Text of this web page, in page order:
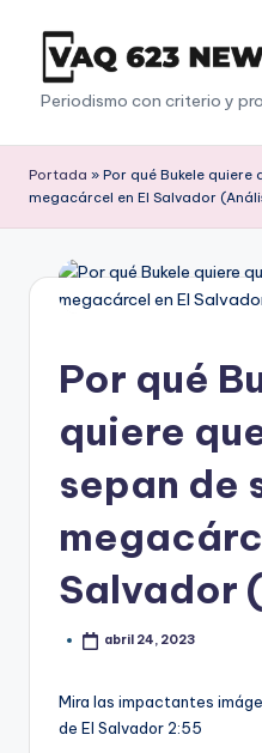
Saltar
contenido
V
a
q
6
3
Periodismo con criterio y
Portada » Por qué Bukele quiere
megacárcel en El Salvador
Por qué
quiere
sepan de
Salvador
abril 24, 2023
Mira las impactantes
de El Salvador 2:55